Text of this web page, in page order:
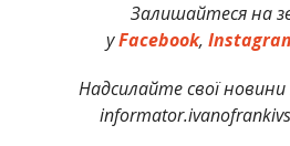
Залишайтеся на
уFacebook,
Надсилайте свої